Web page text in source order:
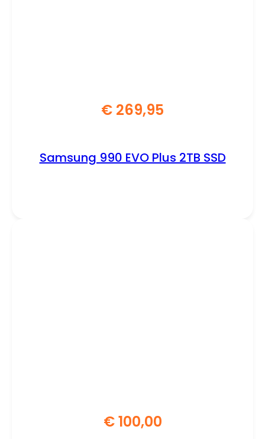
€ 269,95
Samsung 990 EVO Plus 2TB SSD
€100,00